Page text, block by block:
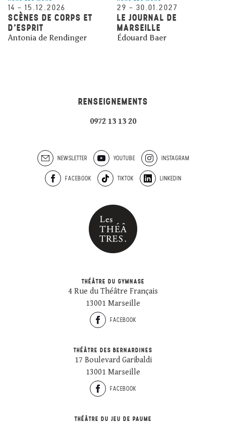
14 – 15.12.2026
SCÈNES DE CORPS ET
D’ESPRIT
Antonia de Rendinger
29 – 30.01.2027
LE JOURNAL DE
MARSEILLE
Édouard Baer
RENSEIGNEMENTS
0972 13 13 20
NEWSLETTER YOUTUBE INSTAGRAM
FACEBOOK TIKTOK LINKEDIN
THÉÂTRE DU GYMNASE
4 Rue du Théâtre Français
13001 Marseille
FACEBOOK
THÉÂTRE DES BERNARDINES
17 Boulevard Garibaldi
13001 Marseille
FACEBOOK
THÉÂTRE DU JEU DE PAUME